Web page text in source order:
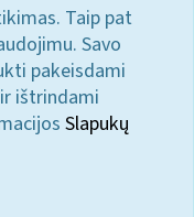
Taip pat
Savo
pakeisdami
ištrindami
Slapukų